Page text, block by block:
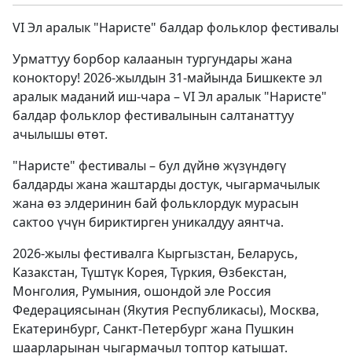
VI Эл аралык "Наристе" балдар фольклор фестивалы
Урматтуу борбор калаанын тургундары жана
коноктору! 2026-жылдын 31-майында Бишкекте эл
аралык маданий иш-чара – VI Эл аралык "Наристе"
балдар фольклор фестивалынын салтанаттуу
ачылышы өтөт.
"Наристе" фестивалы – бул дүйнө жүзүндөгү
балдарды жана жаштарды достук, чыгармачылык
жана өз элдеринин бай фольклордук мурасын
сактоо үчүн бириктирген уникалдуу аянтча.
2026-жылы фестивалга Кыргызстан, Беларусь,
Казакстан, Түштүк Корея, Түркия, Өзбекстан,
Монголия, Румыния, ошондой эле Россия
Федерациясынан (Якутия Республикасы), Москва,
Екатеринбург, Санкт-Петербург жана Пушкин
шаарларынан чыгармачыл топтор катышат.